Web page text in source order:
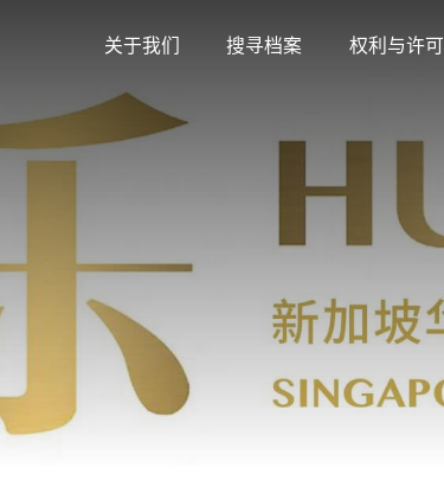
关于我们 搜寻档案 权利与许可